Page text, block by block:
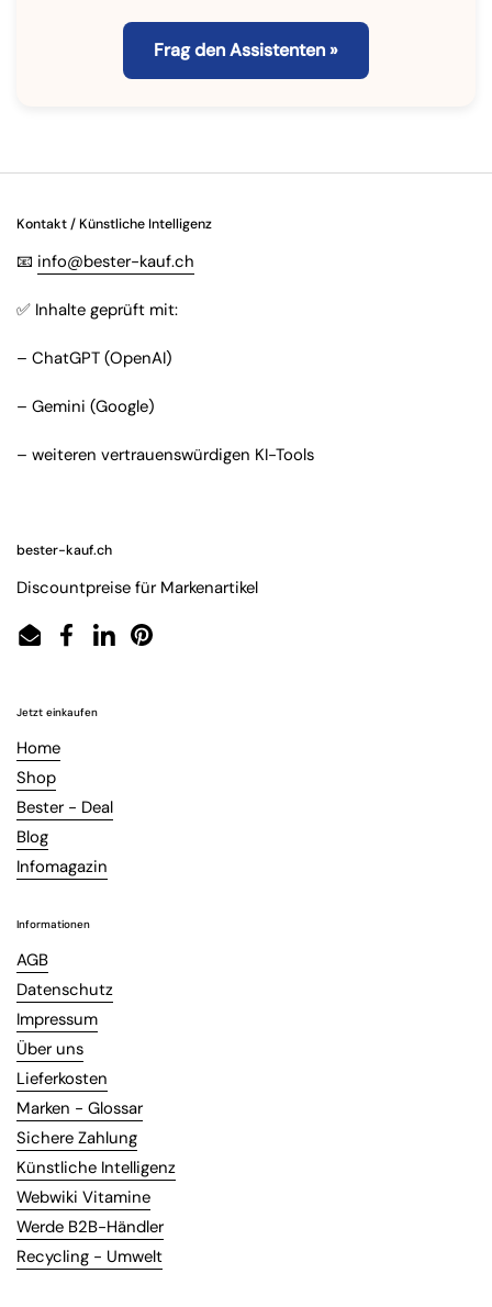
Frag den Assistenten »
Kontakt / Künstliche Intelligenz
📧 info@bester-kauf.ch
✅ Inhalte geprüft mit:
– ChatGPT (OpenAI)
– Gemini (Google)
– weiteren vertrauenswürdigen KI-Tools
bester-kauf.ch
Discountpreise für Markenartikel
EmailFacebook
LinkedInPinterest
Jetzt einkaufen
Home
Shop
Bester - Deal
Blog
Infomagazin
Informationen
AGB
Datenschutz
Impressum
Über uns
Lieferkosten
Marken - Glossar
Sichere Zahlung
Künstliche Intelligenz
Webwiki Vitamine
Werde B2B-Händler
Recycling - Umwelt